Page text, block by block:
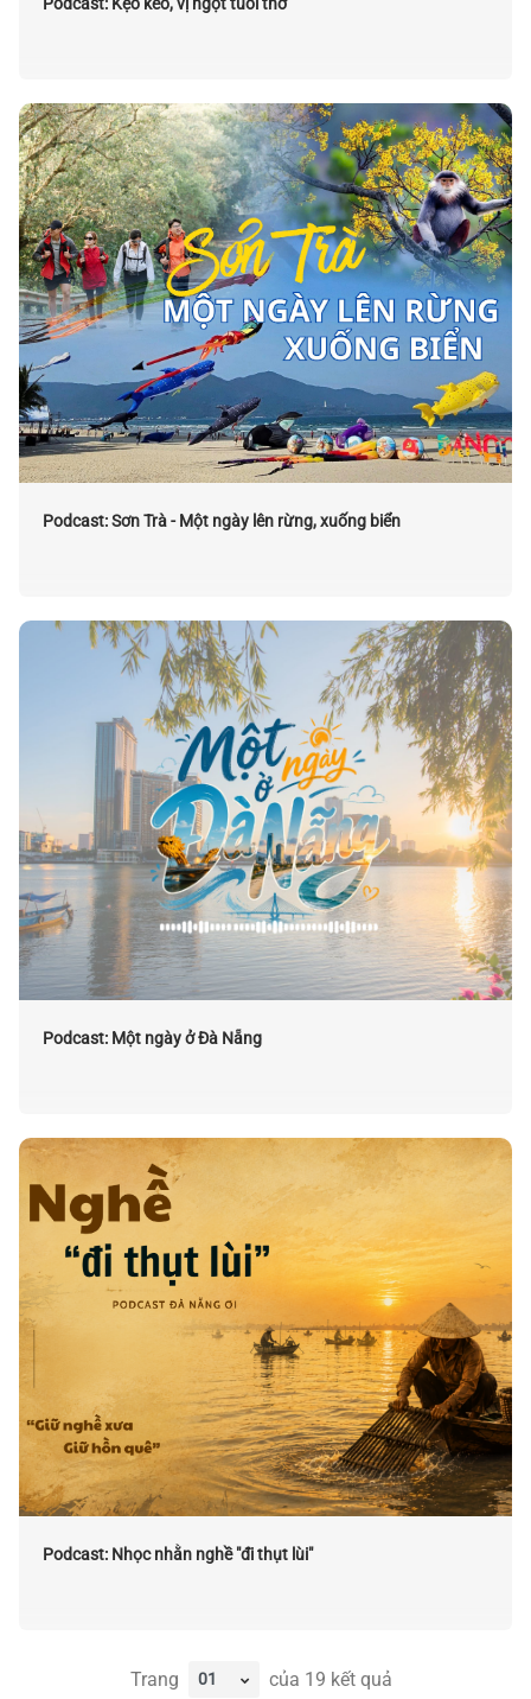
Podcast: Kẹo kéo, vị ngọt tuổi thơ
Podcast: Sơn Trà - Một ngày lên rừng, xuống biển
Podcast: Một ngày ở Đà Nẵng
Podcast: Nhọc nhằn nghề "đi thụt lùi"
Trang của 19 kết quả